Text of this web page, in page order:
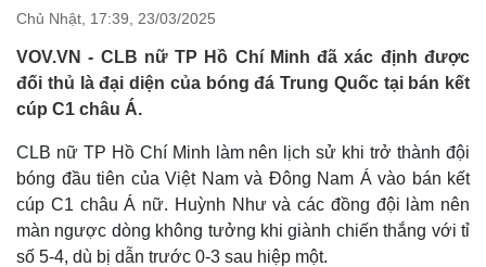
Chủ Nhật, 17:39, 23/03/2025
VOV.VN - CLB nữ TP Hồ Chí Minh đã xác định được
đối thủ là đại diện của bóng đá Trung Quốc tại bán kết
cúp C1 châu Á.
CLB nữ TP Hồ Chí Minh làm nên lịch sử khi trở thành đội
bóng đầu tiên của Việt Nam và Đông Nam Á vào bán kết
cúp C1 châu Á nữ. Huỳnh Như và các đồng đội làm nên
màn ngược dòng không tưởng khi giành chiến thắng với tỉ
số 5-4, dù bị dẫn trước 0-3 sau hiệp một.